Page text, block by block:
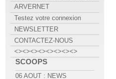
ARVERNET
Testez votre connexion
NEWSLETTER
CONTACTEZ-NOUS
<><><><><><><><>
SCOOPS
06 AOUT : NEWS